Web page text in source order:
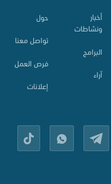
أخبار
ونشاطات
البرامج
آراء
حول
تواصل معنا
فرص العمل
إعلانات